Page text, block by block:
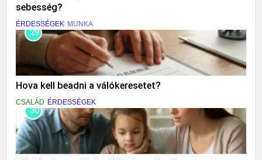
sebesség?
ÉRDESSÉGEK MUNKA
29
Hova kell beadni a válókeresetet?
CSALÁD ÉRDESSÉGEK
30